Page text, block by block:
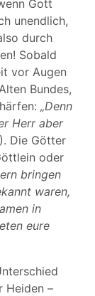
Gott
unendlich,
durch
Sobald
vor Augen
Bundes,
„Denn
Herr aber
Die Götter
oder
bringen
waren,
in
eure
Heiden –